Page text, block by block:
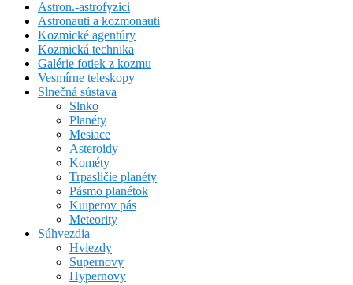
Astron.-astrofyzici
Astronauti a kozmonauti
Kozmické agentúry
Kozmická technika
Galérie fotiek z kozmu
Vesmírne teleskopy
Slnečná sústava
Slnko
Planéty
Mesiace
Asteroidy
Kométy
Trpasličie planéty
Pásmo planétok
Kuiperov pás
Meteority
Súhvezdia
Hviezdy
Supernovy
Hypernovy